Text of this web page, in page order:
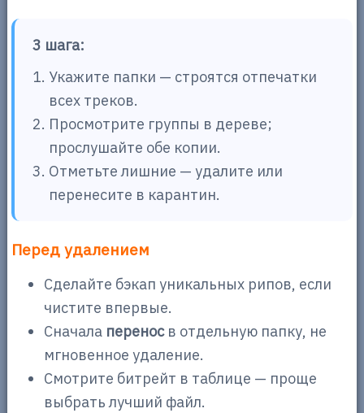
3 шага:
Укажите папки — строятся отпечатки
всех треков.
Просмотрите группы в дереве;
прослушайте обе копии.
Отметьте лишние — удалите или
перенесите в карантин.
Перед удалением
Сделайте бэкап уникальных рипов, если
чистите впервые.
Сначала переносв отдельную папку, не
мгновенное удаление.
Смотрите битрейт в таблице — проще
выбрать лучший файл.